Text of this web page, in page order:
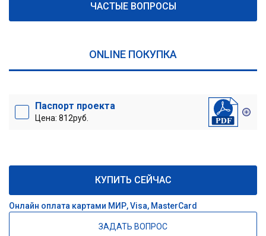
ЧАСТЫЕ ВОПРОСЫ
ONLINE ПОКУПКА
Паспорт проекта
Цена: 812руб.
КУПИТЬ СЕЙЧАС
Онлайн оплата картами МИР, Visa, MasterCard
ЗАДАТЬ ВОПРОС